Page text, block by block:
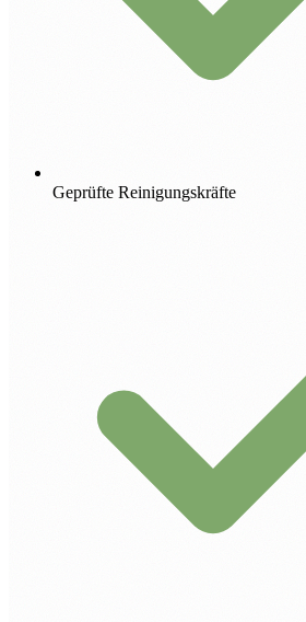
Geprüfte Reinigungskräfte